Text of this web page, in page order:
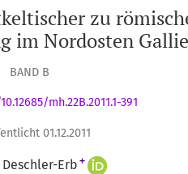
zu
im Nordosten
BAND B
mh.22B.2011.1-391
01.12.2011
Erb +